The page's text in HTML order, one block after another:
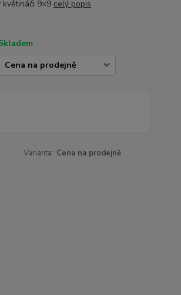
květináči 9×9 celý popis
Varianta: Cena na prodejně